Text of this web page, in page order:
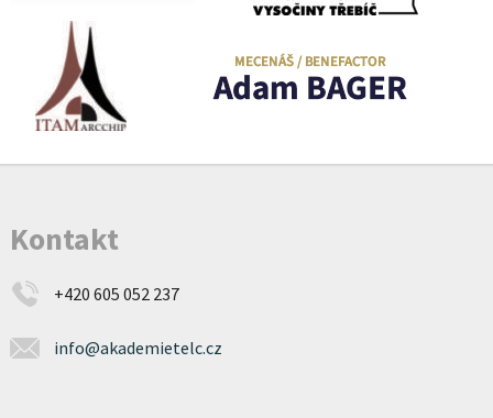
Kontakt
+420 605 052 237
info@akademietelc.cz